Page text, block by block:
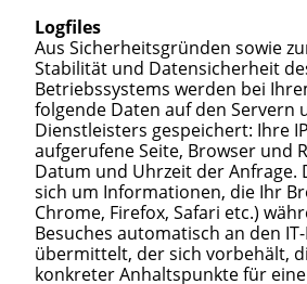
Logfiles
Aus Sicherheitsgründen sowie
Stabilität und Datensicherheit
Betriebssystems werden bei
folgende Daten auf den Servern
Dienstleisters gespeichert: Ihre
aufgerufene Seite, Browser und
Datum und Uhrzeit der Anfrage.
sich um Informationen, die Ihr
Chrome, Firefox, Safari etc.)
Besuches automatisch an den
übermittelt, der sich vorbehält,
konkreter Anhaltspunkte für